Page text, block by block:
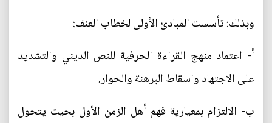
وبذلك: تأسست المبادئ الأولى لخطاب العنف:
أ‌- اعتماد منهج القراءة الحرفية للنص الديني والتشديد
على الاجتهاد واسقاط البرهنة والحوار.
ب‌- الالتزام بمعيارية فهم أهل الزمن الأول بحيث يتحول